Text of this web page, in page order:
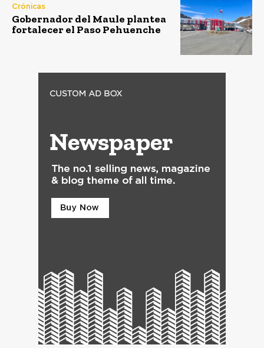
Crónicas
Gobernador del Maule plantea
fortalecer el Paso Pehuenche